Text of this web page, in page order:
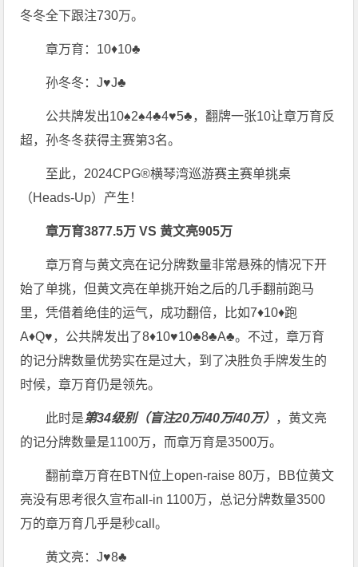
冬冬全下跟注730万。
章万育：10♦10♣
孙冬冬：J♥J♣
公共牌发出10♠2♠4♣4♥5♣，翻牌一张10让章万育反
超，孙冬冬获得主赛第3名。
至此，2024CPG®横琴湾巡游赛主赛单挑桌
（Heads-Up）产生！
章万育3877.5万 VS 黄文亮905万
章万育与黄文亮在记分牌数量非常悬殊的情况下开
始了单挑，但黄文亮在单挑开始之后的几手翻前跑马
里，凭借着绝佳的运气，成功翻倍，比如7♦10♦跑
A♦Q♥，公共牌发出了8♦10♥10♣8♣A♣。不过，章万育
的记分牌数量优势实在是过大，到了决胜负手牌发生的
时候，章万育仍是领先。
此时是 第34级别（盲注20万/40万/40万） ，黄文亮
的记分牌数量是1100万，而章万育是3500万。
翻前章万育在BTN位上open-raise 80万，BB位黄文
亮没有思考很久宣布all-in 1100万，总记分牌数量3500
万的章万育几乎是秒call。
黄文亮：J♥8♣